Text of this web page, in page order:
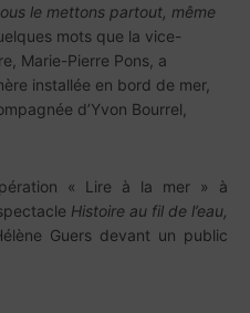
le mettons partout, même
mots que la vice-
Marie-Pierre Pons, a
installée en bord de mer,
d’Yvon Bourrel,
« Lire à la mer » à
Histoire au fil de l’eau,
Guers devant un public